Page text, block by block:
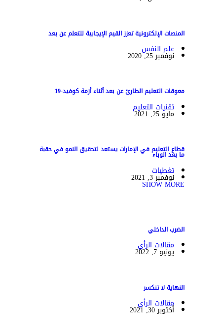
المنصات الإلكترونية تعزز القيم الإيجابية للتعلم عن بعد
علم النفس
نوفمبر 25, 2020
معوقات التعليم الطارئ عن بعد أثناء أزمة كوفيد-19
تقنيات التعليم
مايو 25, 2021
قطاع التعليم في الإمارات يستعد لتحقيق النمو في حقبة
ما بعد الوباء
تغطيات
نوفمبر 3, 2021
SHOW MORE
الضرب الداخلي
مقالات الرأي
يونيو 7, 2022
النهاية لا تنكسر
مقالات الرأي
أكتوبر 30, 2021